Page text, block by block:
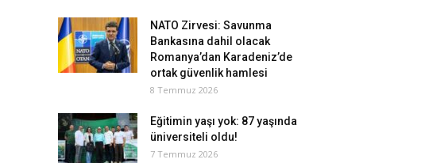
NATO Zirvesi: Savunma
Bankasına dahil olacak
Romanya’dan Karadeniz’de
ortak güvenlik hamlesi
8 Temmuz 2026
Eğitimin yaşı yok: 87 yaşında
üniversiteli oldu!
7 Temmuz 2026